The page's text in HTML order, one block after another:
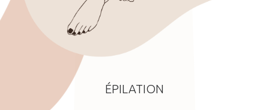
ÉPILATION